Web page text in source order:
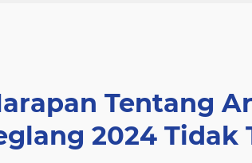
Tentang
2024 Tidak